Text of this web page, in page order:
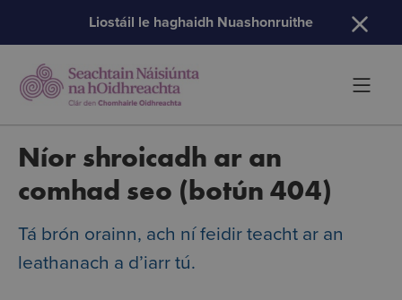
Liostáil le haghaidh Nuashonruithe
Níor shroicadh ar an
comhad seo (botún 404)
Tá brón orainn, ach ní feidir teacht ar an
leathanach a d’iarr tú.